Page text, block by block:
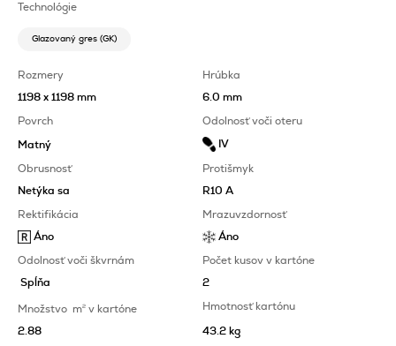
Technológie
Glazovaný gres (GK)
Rozmery
1198 x 1198 mm
Hrúbka
6.0 mm
Povrch
Matný
Odolnosť voči oteru
IV
Obrusnosť
Netýka sa
Protišmyk
R10 A
Rektifikácia
Áno
Mrazuvzdornosť
Áno
Odolnosť voči škvrnám
Spĺňa
Počet kusov v kartóne
2
Množstvo m2 v kartóne
2.88
Hmotnosť kartónu
43.2 kg